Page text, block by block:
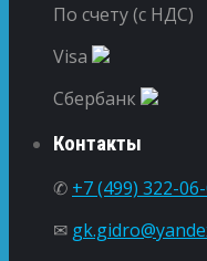
По счету (с НДС)
Visa
Сбербанк
Контакты
✆ +7 (499) 322-
✉